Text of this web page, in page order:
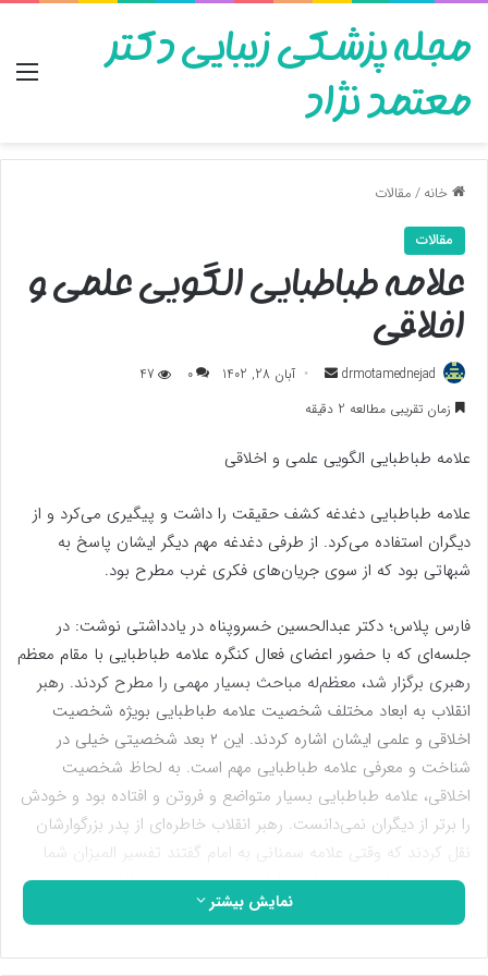
مجله پزشکی زیبایی دکتر
معتمد نژاد
خانه/مقالات
مقالات
علامه طباطبایی الگویی علمی و
اخلاقی
drmotamednejad
ارسال
به
آبان 28, 1402 0
47
زمان تقریبی مطالعه 2 دقیقه
علامه طباطبایی الگویی علمی و اخلاقی
علامه طباطبایی دغدغه کشف حقیقت را داشت و پیگیری می‌کرد و از
دیگران استفاده می‌کرد. از طرفی دغدغه مهم دیگر ایشان پاسخ به
شبهاتی بود که از سوی جریان‌های فکری غرب مطرح بود.
فارس پلاس؛ دکتر عبدالحسین خسروپناه در یادداشتی نوشت: در
جلسه‌ای که با حضور اعضای فعال کنگره علامه طباطبایی با مقام معظم
رهبری برگزار شد، معظم‌له مباحث بسیار مهمی را مطرح کردند. رهبر
انقلاب به ابعاد مختلف شخصیت علامه طباطبایی بویژه شخصیت
اخلاقی و علمی ایشان اشاره کردند. این ۲ بعد شخصیتی خیلی در
شناخت و معرفی علامه طباطبایی مهم است. به لحاظ شخصیت
اخلاقی، علامه طباطبایی بسیار متواضع و فروتن و افتاده بود و خودش
را برتر از دیگران نمی‌دانست. رهبر انقلاب خاطره‌ای از پدر بزرگوارشان
نقل کردند که وقتی علامه سمنانی به امام گفتند تفسیر المیزان شما
تفسیر ارزنده‌ای است، علامه طباطبایی فرمودند من طباطبایی هستم و
تفسیر المیزان متعلق به بنده است و آقای خمینی، استاد بنده هستند.
شخصیت متواضع علامه طباطبایی است. علامه طباطبایی واژه
نمایش بیشتر